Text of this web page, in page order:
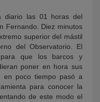
diario las 01 horas del
Fernando. Diez minutos
superior del mástil
del Observatorio. El
para que los barcos y
poner en hora sus
en poco tiempo pasó a
para conocer la
de este modo el